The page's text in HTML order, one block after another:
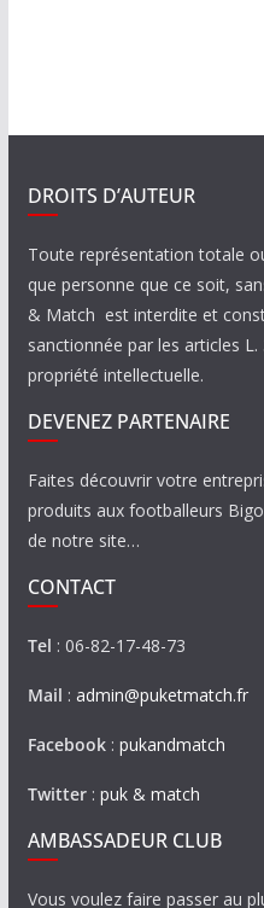
DROITS D’AUTEUR
Toute représentation totale
que personne que ce soit,
& Match est interdite et
sanctionnée par les articles
propriété intellectuelle.
DEVENEZ PARTENAIRE
Faites découvrir votre
produits aux footballeurs
de notre site…
CONTACT
Tel : 06-82-17-48-73
Mail : admin@puketmatch.fr
Facebook: pukandmatch
Twitter: puk & match
AMBASSADEUR CLUB
Vous voulez faire passer au